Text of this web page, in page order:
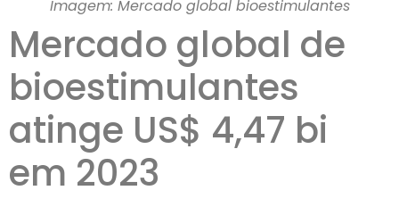
Imagem: Mercado global bioestimulantes
Mercado global de
bioestimulantes
atinge US$ 4,47 bi
em 2023